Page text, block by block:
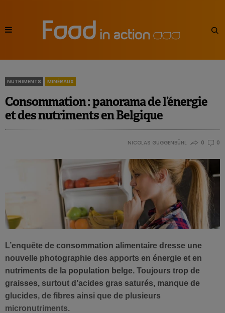
NUTRIMENTS MINÉRAUX
Consommation : panorama de l’énergie
et des nutriments en Belgique
NICOLAS GUGGENBÜHL 0 0
L’enquête de consommation alimentaire dresse une
nouvelle photographie des apports en énergie et en
nutriments de la population belge. Toujours trop de
graisses, surtout d’acides gras saturés, manque de
glucides, de fibres ainsi que de plusieurs
micronutriments.